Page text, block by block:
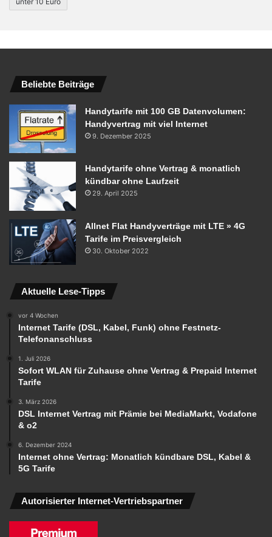
Beliebte Beiträge
Handytarife mit 100 GB Datenvolumen:
Handyvertrag mit viel Internet
9. Dezember 2025
Handytarife ohne Vertrag & monatlich
kündbar ohne Laufzeit
29. April 2025
Allnet Flat Handyverträge mit LTE » 4G
Tarife im Preisvergleich
30. Oktober 2022
Aktuelle Lese-Tipps
vor 4 Wochen
Internet Tarife (DSL, Kabel, Funk) ohne Festnetz-
Telefonanschluss
1. Juli 2026
Sofort WLAN für Zuhause ohne Vertrag & Prepaid Internet
Tarife
3. März 2026
DSL Internet Vertrag mit Prämie bei MediaMarkt, Vodafone
& o2
6. Dezember 2024
Internet ohne Vertrag: Monatlich kündbare DSL, Kabel &
5G Tarife
Autorisierter Internet-Vertriebspartner